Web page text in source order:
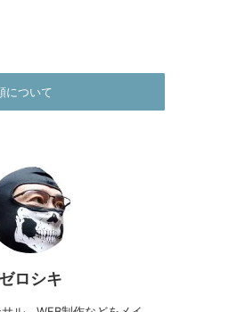
について
ゼロシキ